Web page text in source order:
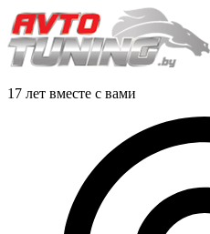
17 лет вместе с вами